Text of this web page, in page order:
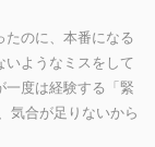
たのに、本番になる
いようなミスをして
度は経験する「緊
気合が足りないから